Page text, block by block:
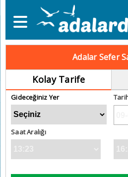
Adalar Sefer
Kolay Tarife
Gideceğiniz Yer
Saat Aralığı